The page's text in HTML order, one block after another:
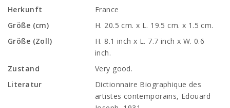
Herkunft
France
Größe (cm)
H. 20.5 cm. x L. 19.5 cm. x 1.5 cm.
Größe (Zoll)
H. 8.1 inch x L. 7.7 inch x W. 0.6
inch.
Zustand
Very good.
Literatur
Dictionnaire Biographique des
artistes contemporains, Edouard